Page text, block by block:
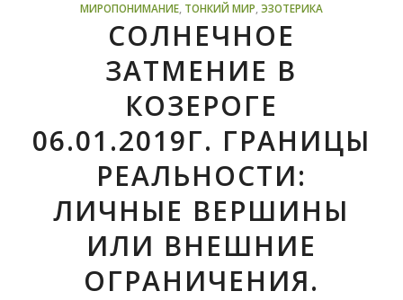
МИРОПОНИМАНИЕ, ТОНКИЙ МИР ЭЗОТЕРИКА
СОЛНЕЧНОЕ
ЗАТМЕНИЕ В
КОЗЕРОГЕ
06.01.2019Г. ГРАНИЦЫ
РЕАЛЬНОСТИ:
ЛИЧНЫЕ ВЕРШИНЫ
ИЛИ ВНЕШНИЕ
ОГРАНИЧЕНИЯ.